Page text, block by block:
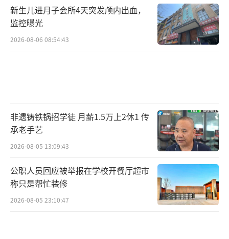
新生儿进月子会所4天突发颅内出血，
监控曝光
2026-08-06 08:54:43
非遗铸铁锅招学徒 月薪1.5万上2休1 传
承老手艺
2026-08-05 13:09:43
公职人员回应被举报在学校开餐厅超市
称只是帮忙装修
2026-08-05 23:10:47